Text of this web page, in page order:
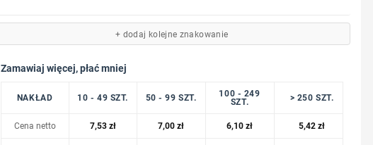
+ dodaj kolejne znakowanie
Zamawiaj więcej, płać mniej
NAKŁAD 10 - 49 SZT. 50 - 99 SZT.
100 - 249
SZT.
> 250 SZT.
Cena netto 7,53 zł 7,00zł 6,10zł 5,42zł